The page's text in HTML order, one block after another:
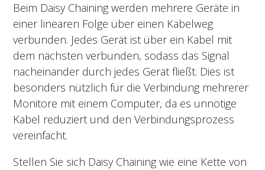
Beim Daisy Chaining werden mehrere Geräte in
einer linearen Folge über einen Kabelweg
verbunden. Jedes Gerät ist über ein Kabel mit
dem nächsten verbunden, sodass das Signal
nacheinander durch jedes Gerät fließt. Dies ist
besonders nützlich für die Verbindung mehrerer
Monitore mit einem Computer, da es unnötige
Kabel reduziert und den Verbindungsprozess
vereinfacht.
Stellen Sie sich Daisy Chaining wie eine Kette von